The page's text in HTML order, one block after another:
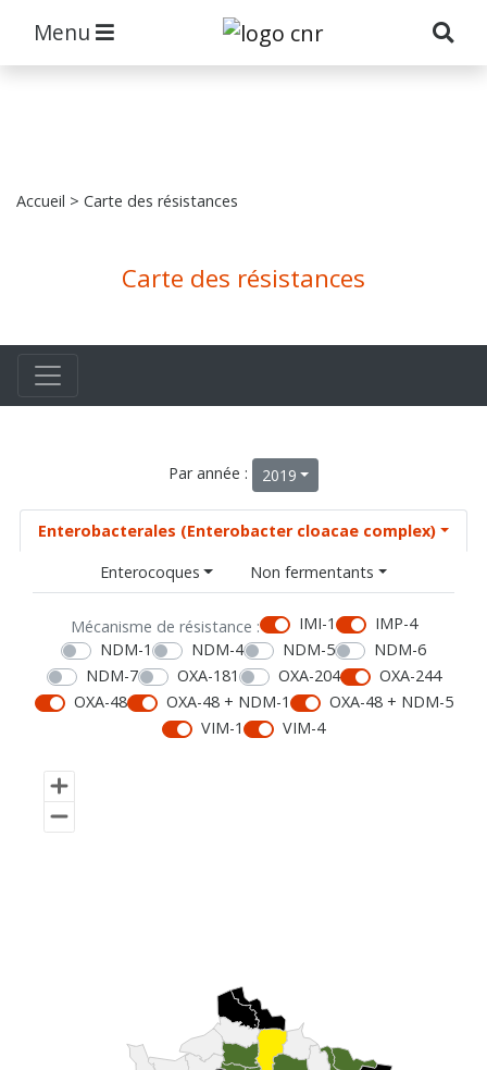
Menu
Accueil > Carte des résistances
Carte des résistances
Par année : 2019
Enterobacterales (Enterobacter cloacae complex)
Enterocoques
Non fermentants
Mécanisme de résistance : IMI-1
IMP-4
NDM-1
NDM-4 NDM-5
NDM-6
NDM-7
OXA-181 OXA-204
OXA-244
OXA-48
OXA-48 + NDM-1
OXA-48 + NDM-5
VIM-1
VIM-4